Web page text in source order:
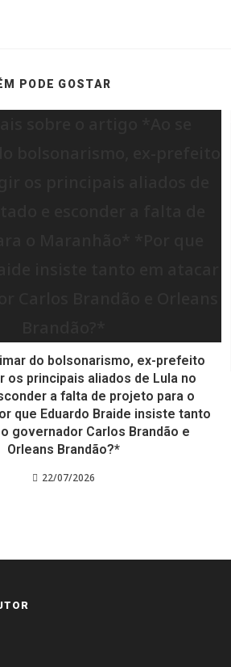
PODE GOSTAR
do bolsonarismo, ex-prefeito
os principais aliados de Lula no
a falta de projeto para o
que Eduardo Braide insiste tanto
governador Carlos Brandão e
Orleans Brandão?*
22/07/2026